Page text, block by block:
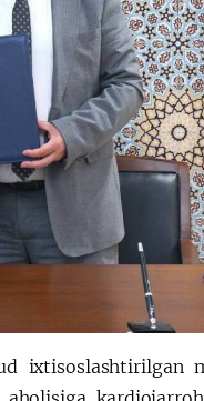
ixtisoslashtirilgan